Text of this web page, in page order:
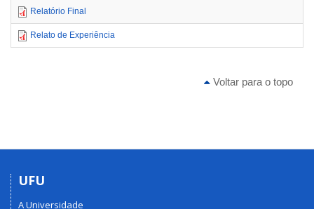
Relatório Final
Relato de Experiência
Voltar para o topo
UFU
A Universidade